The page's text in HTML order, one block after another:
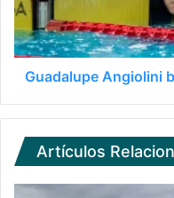
Guadalupe Angiolini
Artículos